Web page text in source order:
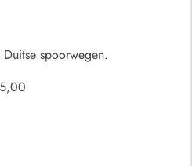
spoorwegen.